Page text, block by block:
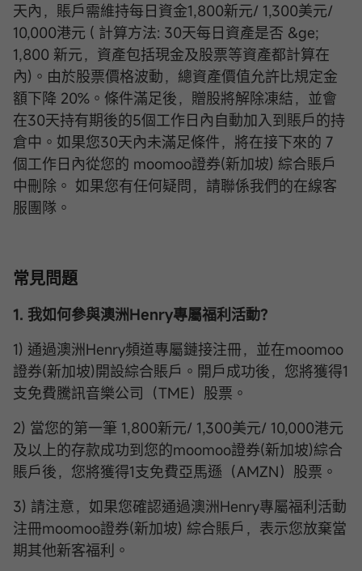
天內，賬戶需維持每日資金1,800新元/ 1,300美元/
10,000港元 ( 計算方法: 30天每日資產是否 &ge;
1,800 新元，資產包括現金及股票等資產都計算在
內)。由於股票價格波動，總資產價值允許比規定金
額下降 20%。條件滿足後，贈股將解除凍結，並會
在30天持有期後的5個工作日內自動加入到賬戶的持
倉中。如果您30天內未滿足條件，將在接下來的 7
個工作日內從您的 moomoo證券(新加坡) 綜合賬戶
中刪除。 如果您有任何疑問，請聯係我們的在線客
服團隊。
常見問題
1. 我如何參與澳洲Henry專屬福利活動？
1) 通過澳洲Henry頻道專屬鏈接注冊，並在moomoo
證券(新加坡)開設綜合賬戶。開戶成功後，您將獲得1
支免費騰訊音樂公司（TME）股票。
2) 當您的第一筆 1,800新元/ 1,300美元/ 10,000港元
及以上的存款成功到您的moomoo證券(新加坡)綜合
賬戶後，您將獲得1支免費亞馬遜（AMZN）股票。
3) 請注意，如果您確認通過澳洲Henry專屬福利活動
注冊moomoo證券(新加坡) 綜合賬戶，表示您放棄當
期其他新客福利。